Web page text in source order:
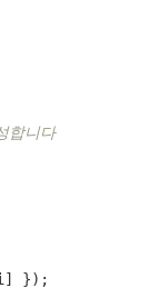
합니다
]
});